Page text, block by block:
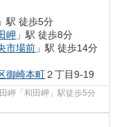
」駅 徒歩5分
岬 」駅 徒歩8分
市場前 」駅 徒歩14分
御崎本町２丁目9-19
岬「和田岬」駅徒歩5分